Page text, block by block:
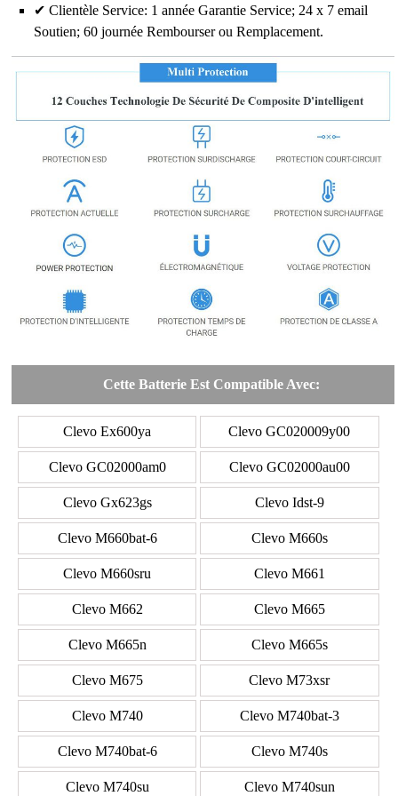
✔ Clientèle Service: 1 année Garantie Service; 24 x 7 email
Soutien; 60 journée Rembourser ou Remplacement.
Cette Batterie Est Compatible Avec:
Clevo Ex600ya Clevo GC020009y00
Clevo GC02000am0 Clevo GC02000au00
Clevo Gx623gs Clevo Idst-9
Clevo M660bat-6 Clevo M660s
Clevo M660sru Clevo M661
Clevo M662 Clevo M665
Clevo M665n Clevo M665s
Clevo M675 Clevo M73xsr
Clevo M740 Clevo M740bat-3
Clevo M740bat-6 Clevo M740s
Clevo M740su Clevo M740sun